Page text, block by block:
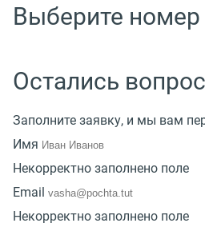
Выберите номер
Остались
Заполните заявку, и мы вам
Имя
Некорректно заполнено поле
Email
Некорректно заполнено поле